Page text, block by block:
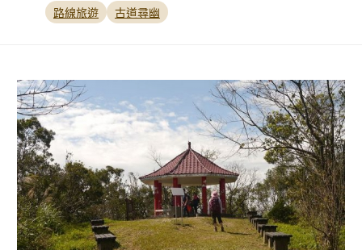
【台北市】溪內古道-竹篙山-瑪礁古道-
內雙溪古道-溪和宮
路線旅遊 古道尋幽